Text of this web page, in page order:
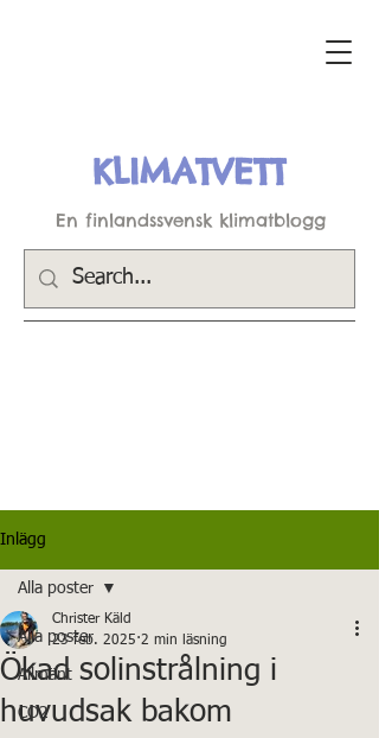
KLIMATVETT
En finlandssvensk klimatblogg
Inlägg
Alla poster
Allmänt
CO2
Alla poster
Ökad solinstrålning i
huvudsak bakom
Christer Käld
23 feb. 2025 2 min läsning